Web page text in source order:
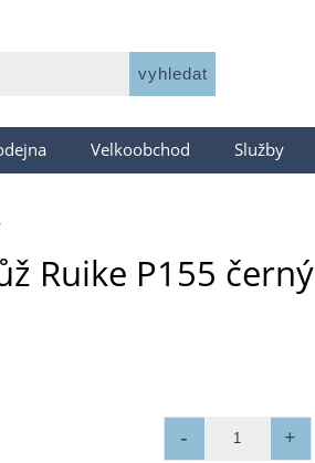
Velkoobchod Služby
Ruike P155 černý